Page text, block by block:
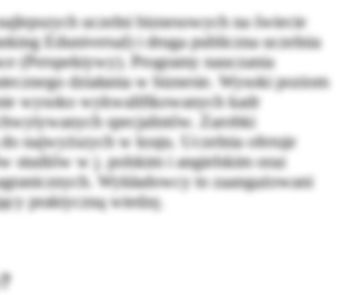
uczelni biznesowych na świecie
Eduniversal) i druga publiczna uczelnia
(Perspektywy). Programy nauczania
działania w biznesie. Wysoki poziom
wysoko wykwalifikowanych kadr
specjalistów. Zarobki
najwyższych w kraju. Uczelnia oferuje
studiów w j. polskim i angielskim oraz
Wykładowcy to zaangażowani
praktyczną wiedzę.